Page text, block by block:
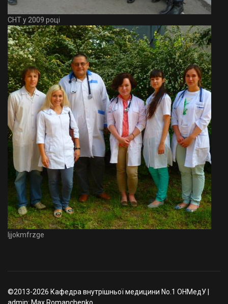
СНТ у 2009 році
Ijjokmfrzge
©2013-2026 Кафедра внутрішньої медицини No.1 ОНМедУ |